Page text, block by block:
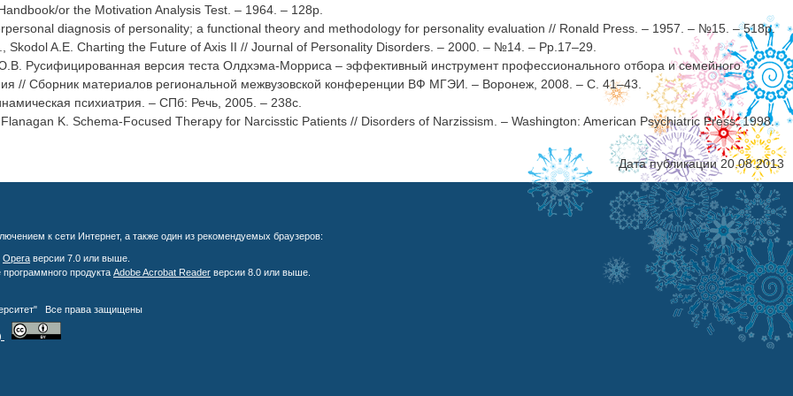
or the Motivation Analysis Test. – 1964. – 128р.
diagnosis of personality; a functional theory and methodology for personality evaluation // Ronald Press. – 1957. – №15. – 518р.
Skodol A.E. Charting the Future of Axis II // Journal of Personality Disorders. – 2000. – №14. – Рр.17–29.
Русифицированная версия теста Олдхэма-Морриса – эффективный инструмент профессионального отбора и семейного
// Сборник материалов региональной межвузовской конференции ВФ МГЭИ. – Воронеж, 2008. – С. 41–43.
психиатрия. – СПб: Речь, 2005. – 238с.
K. Schema-Focused Therapy for Narcisstic Patients // Disorders of Narzissism. – Washington: American Psychiatric Press, 1998.
Дата публикации 20.08.2013
к сети Интернет, а также один из рекомендуемых браузеров:
Opera версии 7.0 или выше.
продукта Adobe Acrobat Reader версии 8.0 или выше.
Все права защищены